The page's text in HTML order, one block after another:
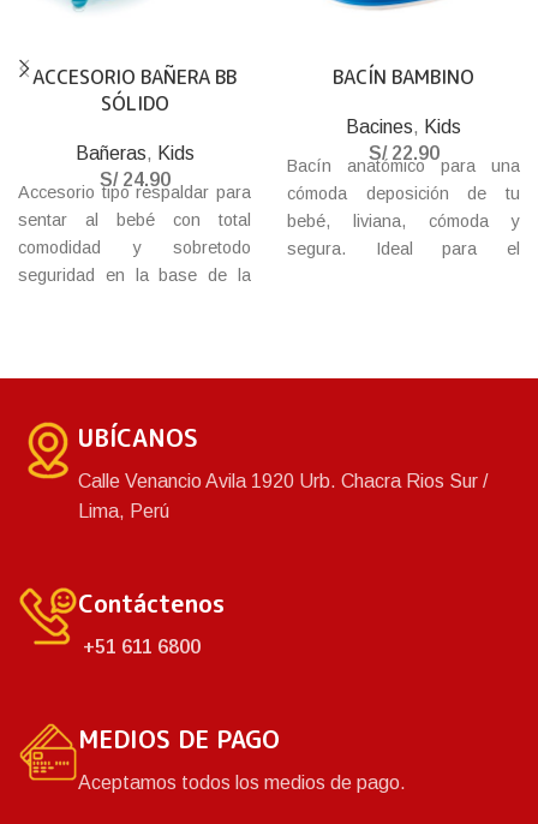
ACCESORIO BAÑERA BB
SÓLIDO
Bañeras, Kids
S/24.90
Accesorio tipo respaldar para
sentar al bebé con total
comodidad y sobretodo
seguridad en la base de la
juegan juntos.
BACÍN BAMBINO
Bacines, Kids
S/22.90
Bacín anatómico para una
cómoda deposición de tu
bebé, liviana, cómoda y
segura. Ideal para el
UBÍCANOS
Calle Venancio Avila 1920 Urb. Chacra Rios Sur /
Lima, Perú
Contáctenos
+51 611 6800
MEDIOS DE PAGO
Aceptamos todos los medios de pago.